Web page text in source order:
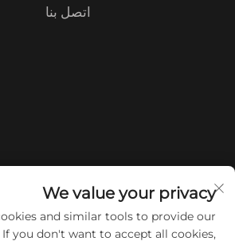
اتصل بنا
We value your privacy
and similar tools to provide our
If you don't want to accept all cookies,